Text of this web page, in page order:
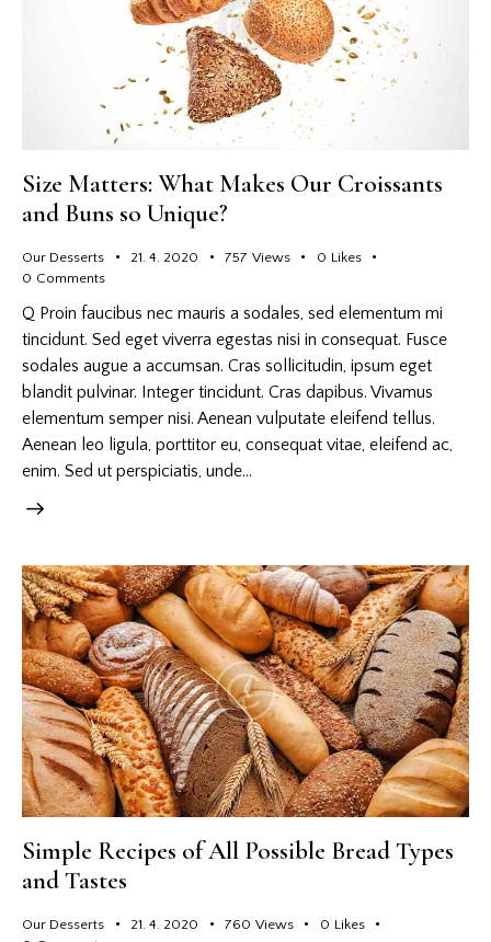
Size Matters: What Makes Our Croissants
and Buns so Unique?
Our Desserts 21. 4. 2020 757 Views 0 Likes
0 Comments
Q Proin faucibus nec mauris a sodales, sed elementum mi
tincidunt. Sed eget viverra egestas nisi in consequat. Fusce
sodales augue a accumsan. Cras sollicitudin, ipsum eget
blandit pulvinar. Integer tincidunt. Cras dapibus. Vivamus
elementum semper nisi. Aenean vulputate eleifend tellus.
Aenean leo ligula, porttitor eu, consequat vitae, eleifend ac,
enim. Sed ut perspiciatis, unde…
Simple Recipes of All Possible Bread Types
and Tastes
Our Desserts 21. 4. 2020 760 Views 0 Likes